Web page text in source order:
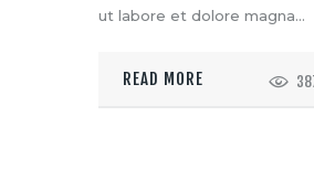
ut labore et dolore magna…
READ MORE